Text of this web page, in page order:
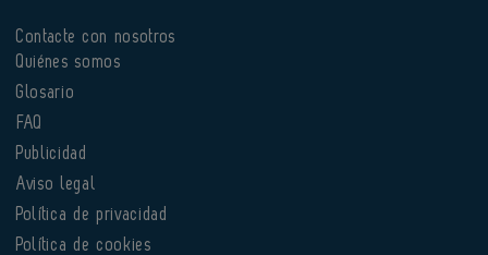
Contacte con nosotros
Quiénes somos
Glosario
FAQ
Publicidad
Aviso legal
Política de privacidad
Política de cookies